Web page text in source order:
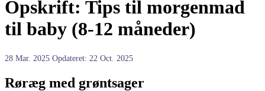
Opskrift: Tips til morgenmad
til baby (8-12 måneder)
28 Mar. 2025 Opdateret: 22 Oct. 2025
Røræg med grøntsager